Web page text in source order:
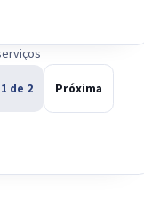
de 2 Próxima